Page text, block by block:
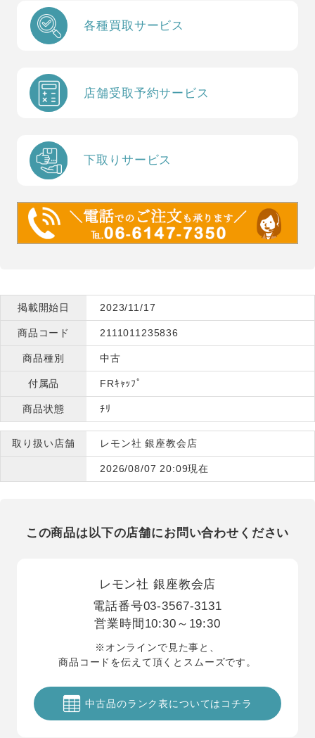
各種買取サービス
店舗受取予約サービス
下取りサービス
掲載開始日 2023/11/17
商品コード 2111011235836
商品種別 中古
付属品 FRｷｬｯﾌﾟ
商品状態 ﾁﾘ
取り扱い店舗 レモン社 銀座教会店
2026/08/07 20:09現在
この商品は以下の店舗にお問い合わせください
レモン社 銀座教会店
電話番号03-3567-3131
営業時間 10:30～19:30
※オンラインで見た事と、
商品コードを伝えて頂くとスムーズです。
中古品のランク表についてはコチラ